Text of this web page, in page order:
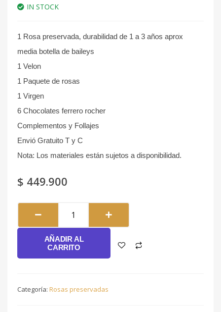
IN STOCK
1 Rosa preservada, durabilidad de 1 a 3 años aprox
media botella de baileys
1 Velon
1 Paquete de rosas
1 Virgen
6 Chocolates ferrero rocher
Complementos y Follajes
Envió Gratuito T y C
Nota: Los materiales están sujetos a disponibilidad.
$ 449.900
#148
cantidad
AÑADIR AL
CARRITO
Categoría: Rosas preservadas